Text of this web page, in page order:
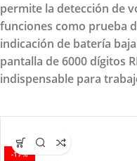
permite la detección de
funciones como prueba
indicación de batería
pantalla de 6000 dígitos
indispensable para
-17%